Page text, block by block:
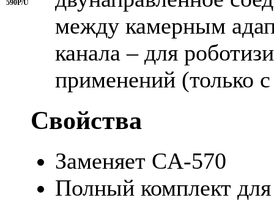
между камерным
канала – для
применений (только
Свойства
Заменяет CA-570
Полный комплект